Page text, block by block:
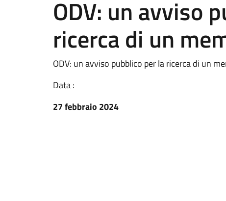
ODV: un avviso
ricerca di un
ODV: un avviso pubblico per la ricerca di un
Data :
27 febbraio 2024